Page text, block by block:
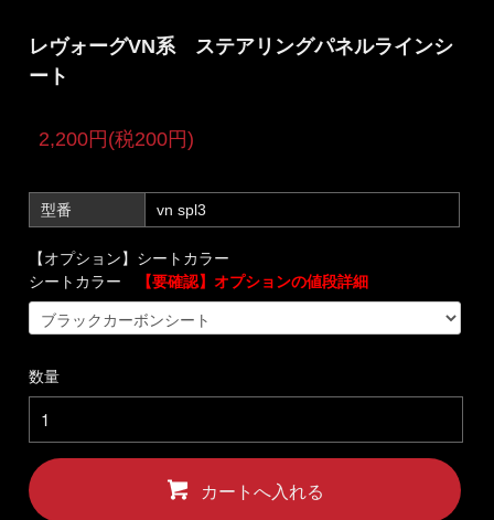
レヴォーグVN系 ステアリングパネルラインシ
ート
2,200円(税200円)
型番 vn spl3
【オプション】シートカラー
シートカラー
【要確認】オプションの値段詳細
数量
カートへ入れる